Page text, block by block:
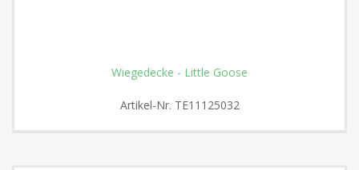
Wiegedecke - Little Goose
Artikel-Nr. TE11125032